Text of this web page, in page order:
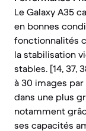
Le Galaxy A35
en bonnes
fonctionnalités
la stabilisation
stables. [14, 37,
à 30 images par
dans une plus
notamment
ses capacités